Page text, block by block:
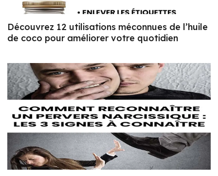
Découvrez 12 utilisations méconnues de l’huile
de coco pour améliorer votre quotidien